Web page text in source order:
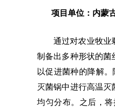
项目单位：内蒙
通过对农业牧业
制备出多种形状的菌
以促进菌种的降解
灭菌锅中进行高温
均匀分布。之后，